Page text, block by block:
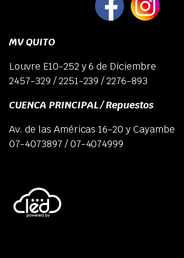
MV QUITO
Louvre E10-252 y 6 de Diciembre
2457-329 / 2251-239 / 2276-893
CUENCA PRINCIPAL / Repuestos
Av. de las Américas 16-20 y Cayambe
07-4073897 / 07-4074999